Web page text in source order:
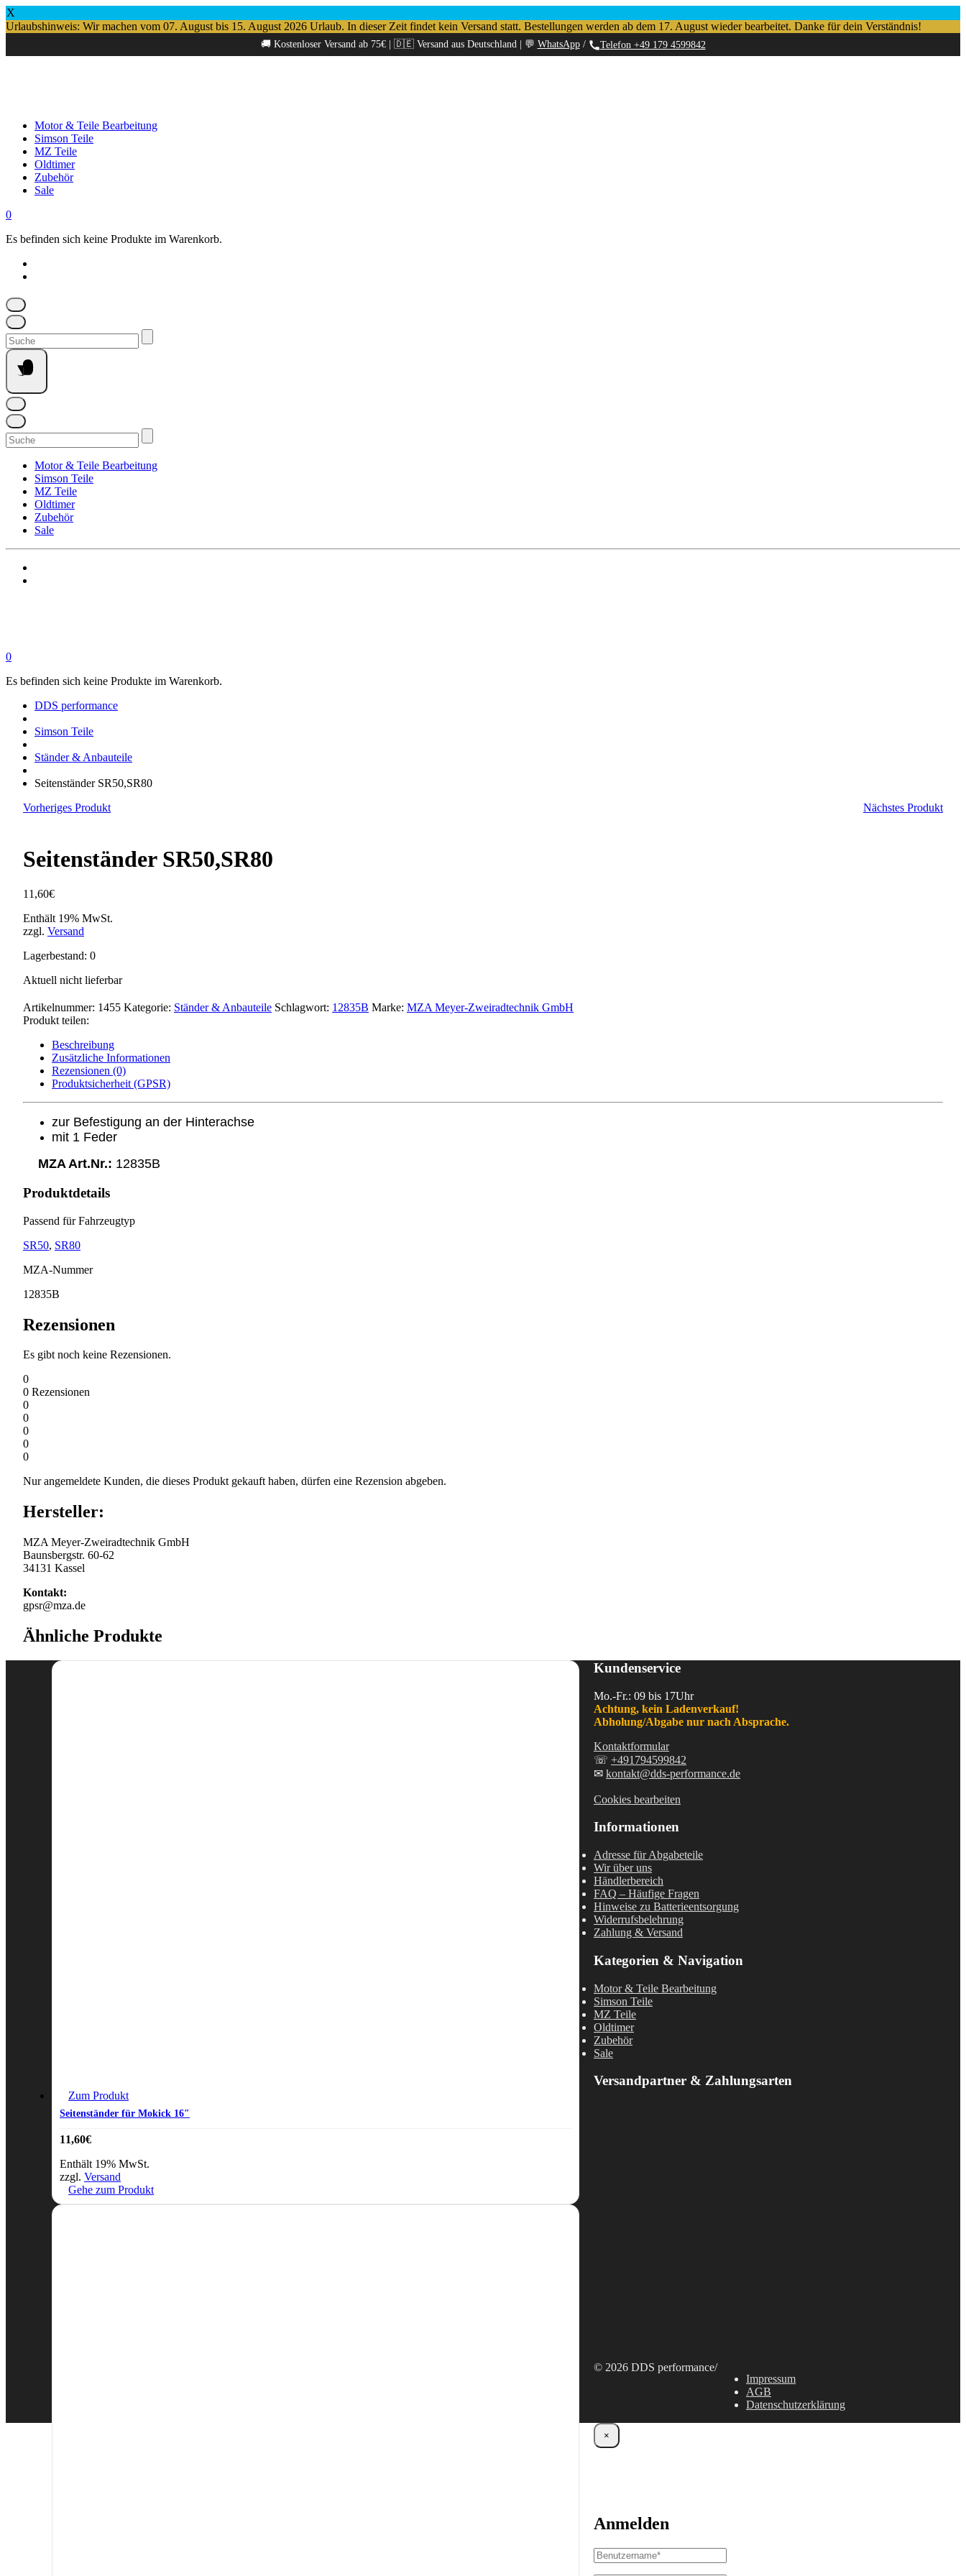
X
Urlaubshinweis: Wir machen vom 07. August bis 15. August 2026 Urlaub. In dieser Zeit findet kein Versand statt. Bestellungen werden ab dem 17. August wieder bearbeitet. Danke für dein Verständnis!
🚚 Kostenloser Versand ab 75€ | 🇩🇪 Versand aus Deutschland | 💬 WhatsApp/ Telefon +49 179 4599842
Motor & Teile Bearbeitung
Simson Teile
MZ Teile
Oldtimer
Zubehör
Sale
0
Es befinden sich keine Produkte im Warenkorb.
Suchen
nach:
Suchen
nach:
Motor & Teile Bearbeitung
Simson Teile
MZ Teile
Oldtimer
Zubehör
Sale
0
Es befinden sich keine Produkte im Warenkorb.
DDS performance
Simson Teile
Ständer & Anbauteile
Seitenständer SR50,SR80
Vorheriges Produkt
Nächstes Produkt
Seitenständer SR50,SR80
11,60€
Enthält 19% MwSt.
zzgl. Versand
Lagerbestand: 0
Aktuell nicht lieferbar
Artikelnummer: 1455 Kategorie: Ständer & Anbauteile Schlagwort: 12835B Marke: MZA Meyer-Zweiradtechnik GmbH
Produkt teilen:
Beschreibung
Zusätzliche Informationen
Rezensionen (0)
Produktsicherheit (GPSR)
zur Befestigung an der Hinterachse
mit 1 Feder
MZA Art.Nr.: 12835B
Produktdetails
Passend für Fahrzeugtyp
SR50, SR80
MZA-Nummer
12835B
Rezensionen
Es gibt noch keine Rezensionen.
0
0 Rezensionen
0
0
0
0
0
Nur angemeldete Kunden, die dieses Produkt gekauft haben, dürfen eine Rezension abgeben.
Hersteller:
MZA Meyer-Zweiradtechnik GmbH
Baunsbergstr. 60-62
34131 Kassel
Kontakt:
gpsr@mza.de
Ähnliche Produkte
Zum Produkt
Seitenständer für Mokick 16″
11,60€
Enthält 19% MwSt.
zzgl. Versand
Gehe zum Produkt
Kundenservice
Mo.-Fr.: 09 bis 17Uhr
Achtung, kein Ladenverkauf!
Abholung/Abgabe nur nach Absprache.
Kontaktformular
☏ +491794599842
✉ kontakt@dds-performance.de
Cookies bearbeiten
Informationen
Adresse für Abgabeteile
Wir über uns
Händlerbereich
FAQ – Häufige Fragen
Hinweise zu Batterieentsorgung
Widerrufsbelehrung
Zahlung & Versand
Kategorien & Navigation
Motor & Teile Bearbeitung
Simson Teile
MZ Teile
Oldtimer
Zubehör
Sale
Versandpartner & Zahlungsarten
© 2026 DDS performance/
Impressum
AGB
Datenschutzerklärung
×
Anmelden
Benutzername
oder